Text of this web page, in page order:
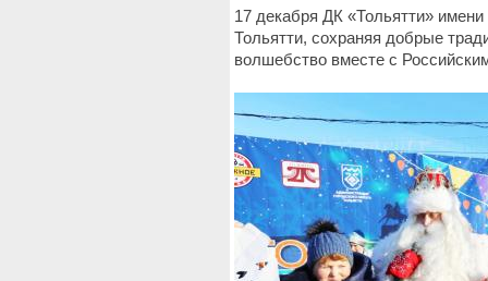
17 декабря ДК «Тольятти»
Тольятти, сохраняя добрые
волшебство вместе с